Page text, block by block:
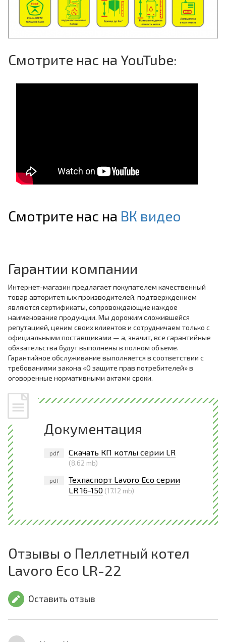
Смотрите нас на YouTube:
Смотрите нас на ВК видео
Гарантии компании
Интернет-магазин предлагает покупателем качественный
товар авторитетных производителей, подтверждением
являются сертификаты, сопровождающие каждое
наименование продукции. Мы дорожим сложившейся
репутацией, ценим своих клиентов и сотрудничаем только с
официальными поставщиками — а, значит, все гарантийные
обязательства будут выполнены в полном объеме.
Гарантийное обслуживание выполняется в соответствии с
требованиями закона «О защите прав потребителей» в
оговоренные нормативными актами сроки.
Документация
pdf Скачать КП котлы серии LR
(8.62 mb)
pdf
Техпаспорт Lavoro Eco серии
LR 16-150 (17.12 mb)
Отзывы о Пеллетный котел
Lavoro Eco LR-22
Оставить отзыв